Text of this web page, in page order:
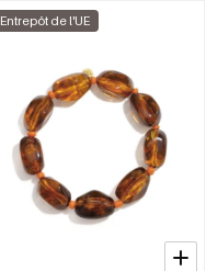
Entrepôt de l'UE